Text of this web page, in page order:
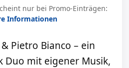
nur bei Promo-Einträgen:
Informationen
& Pietro Bianco – ein
Duo mit eigener Musik,